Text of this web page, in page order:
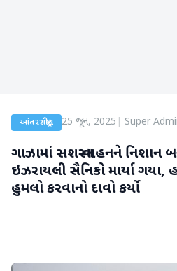
આંતરરાષ્ટ્રીય 25 જૂન, 2025 Super
ગાઝામાં સશસ્ત્ર વાહનને નિશાન
ઇઝરાયલી સૈનિકો માર્યા
હુમલો કરવાનો દાવો કર્યો